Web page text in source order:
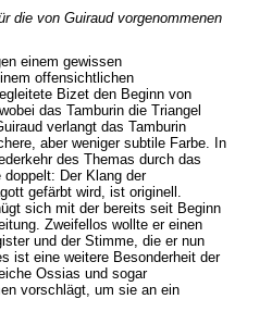
die von Guiraud vorgenommenen
einem gewissen
offensichtlichen
Bizet den Beginn von
das Tamburin die Triangel
verlangt das Tamburin
aber weniger subtile Farbe. In
des Themas durch das
Der Klang der
gefärbt wird, ist originell.
sich mit der bereits seit Beginn
Zweifellos wollte er einen
und der Stimme, die er nun
ist eine weitere Besonderheit der
Ossias und sogar
vorschlägt, um sie an ein